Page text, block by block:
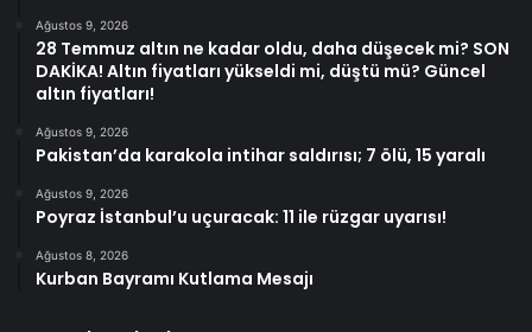
Ağustos 9, 2026
28 Temmuz altın ne kadar oldu, daha düşecek mi? SON
DAKİKA! Altın fiyatları yükseldi mi, düştü mü? Güncel
altın fiyatları!
Ağustos 9, 2026
Pakistan’da karakola intihar saldırısı; 7 ölü, 15 yaralı
Ağustos 9, 2026
Poyraz İstanbul’u uçuracak: 11 ile rüzgar uyarısı!
Ağustos 8, 2026
Kurban Bayramı Kutlama Mesajı